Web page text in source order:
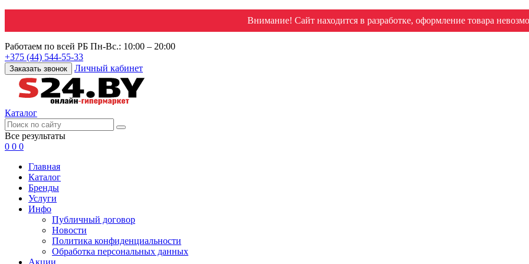
Внимание! Сайт находится в разработке, оформление товара
Работаем по всей РБ Пн-Вс.: 10:00 – 20:00
+375 (44) 544-55-33
Заказать звонок Личный кабинет
Каталог
Все результаты
0 0 0
Главная
Каталог
Бренды
Услуги
Инфо
Публичный договор
Новости
Политика конфиденциальности
Обработка персональных данных
Акции